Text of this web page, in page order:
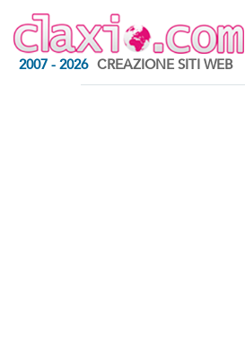
2007 - 2026 CREAZIONE SITI WEB